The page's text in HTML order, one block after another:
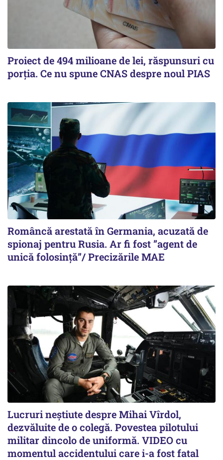
Proiect de 494 milioane de lei, răspunsuri cu
porția. Ce nu spune CNAS despre noul PIAS
Româncă arestată în Germania, acuzată de
spionaj pentru Rusia. Ar fi fost ”agent de
unică folosință”/ Precizările MAE
Lucruri neștiute despre Mihai Vîrdol,
dezvăluite de o colegă. Povestea pilotului
militar dincolo de uniformă. VIDEO cu
momentul accidentului care i-a fost fatal